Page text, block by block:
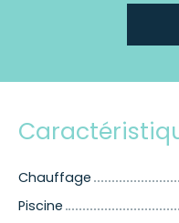
Chauffage
Piscine